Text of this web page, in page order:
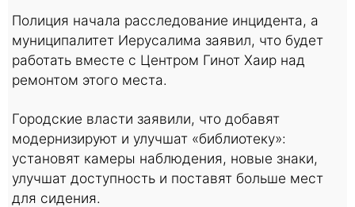
Полиция начала расследование инцидента, а
муниципалитет Иерусалима заявил, что будет
работать вместе с Центром Гинот Хаир над
ремонтом этого места.
Городские власти заявили, что добавят
модернизируют и улучшат «библиотеку»:
установят камеры наблюдения, новые знаки,
улучшат доступность и поставят больше мест
для сидения.